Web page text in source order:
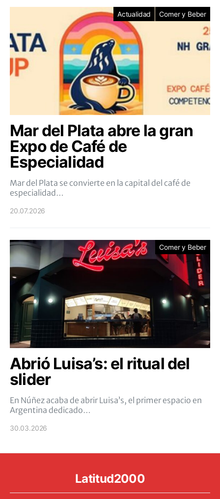
Actualidad Comer y Beber
Mar del Plata abre la gran
Expo de Café de
Especialidad
Mar del Plata se convierte en la capital del café de
especialidad…
20.07.2026
Comer y Beber
Abrió Luisa’s: el ritual del
slider
En Núñez acaba de abrir Luisa’s, el primer espacio en
Argentina dedicado…
30.03.2026
Latitud2000